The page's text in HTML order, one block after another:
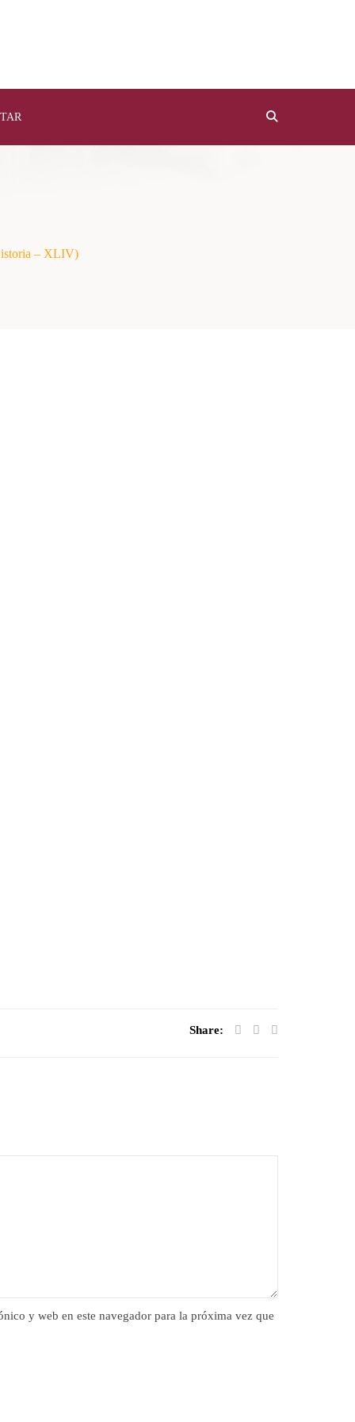
– XLIV)
Share:
y web en este navegador para la próxima vez que